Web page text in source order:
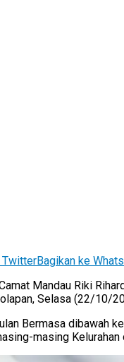
TwitterBagikan ke
Mandau Riki
Selasa (22/10/
Bermasa dibawah
masing